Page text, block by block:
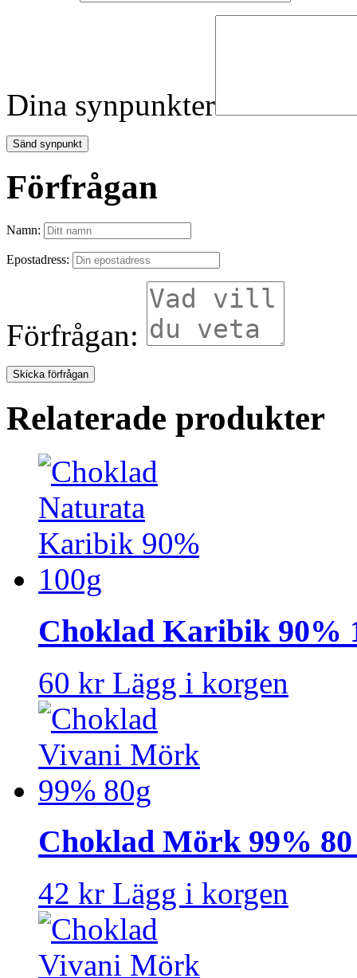
Dina synpunkter
Förfrågan
Namn:
Epostadress:
Förfrågan:
Relaterade produkter
Choklad Karibik 90%
60 kr Lägg i korgen
Choklad Mörk 99% 80
42 kr Lägg i korgen